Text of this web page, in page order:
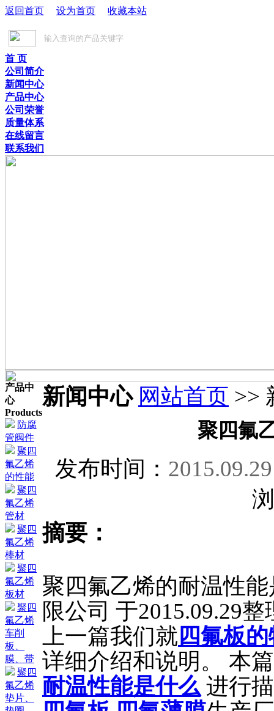
返回首页 设为首页 收藏本站
首 页
公司简介
新闻中心
产品中心
公司荣誉
质量体系
在线留言
联系我们
产品中
心
Products
防腐
管阀件
聚四
氟乙烯
的性能
聚四
氟乙烯
管材
聚四
氟乙烯
棒材
聚四
氟乙烯
板材
聚四
氟乙烯
车削
板、
膜、带
聚四
氟乙烯
垫片、
新闻中心 网站首页 >>
聚四氟
发布时间： 2015.09.29
摘要：
聚四氟乙烯的耐温性
限公司 于2015.09.29
上一篇我们就 四氟板
详细介绍和说明。 本
耐温性能是什么 进行